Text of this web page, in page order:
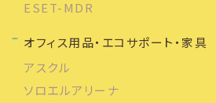
ESET-MDR
オフィス用品・エコサポート・家具
アスクル
ソロエルアリーナ